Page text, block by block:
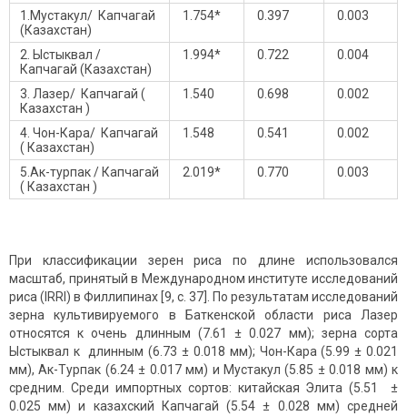
1.Мустакул/ Капчагай
(Казахстан)
1.754* 0.397 0.003
2. Ыстыквал /
Капчагай (Казахстан)
1.994* 0.722 0.004
3. Лазер/ Капчагай (
Казахстан )
1.540 0.698 0.002
4. Чон-Кара/ Капчагай
( Казахстан)
1.548 0.541 0.002
5.Ак-турпак / Капчагай
( Казахстан )
2.019* 0.770 0.003
При классификации зерен риса по длине использовался
масштаб, принятый в Международном институте исследований
риса (IRRI) в Филлипинах [9, с. 37]. По результатам исследований
зерна культивируемого в Баткенской области риса Лазер
относятся к очень длинным (7.61 ± 0.027 мм); зерна сорта
Ыстыквал к длинным (6.73 ± 0.018 мм); Чон-Кара (5.99 ± 0.021
мм), Ак-Турпак (6.24 ± 0.017 мм) и Мустакул (5.85 ± 0.018 мм) к
средним. Среди импортных сортов: китайская Элита (5.51 ±
0.025 мм) и казахский Капчагай (5.54 ± 0.028 мм) средней